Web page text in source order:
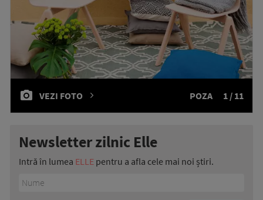
VEZI FOTO POZA 1 / 11
Newsletter zilnic Elle
Intră în lumea ELLE pentru a afla cele mai noi știri.